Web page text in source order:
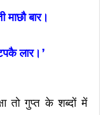
माछौ बार।
लार।’
तो गुप्त के शब्दों में